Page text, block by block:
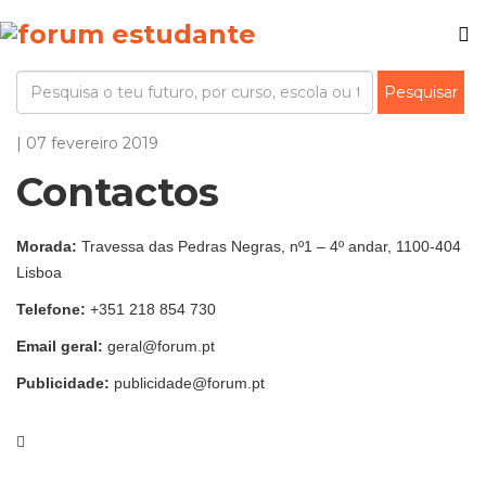
| 07 fevereiro 2019
Contactos
Morada: Travessa das Pedras Negras, nº1 – 4º andar, 1100-404
Lisboa
Telefone: +351 218 854 730
Email geral: geral@forum.pt
Publicidade: publicidade@forum.pt